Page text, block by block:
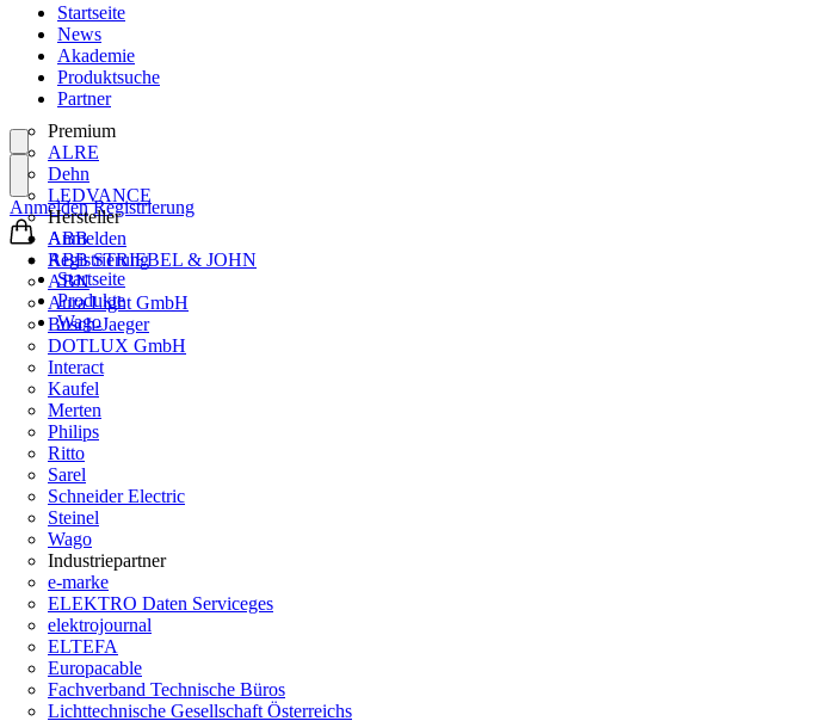
Startseite
News
Akademie
Produktsuche
Partner
Premium
ALRE
Dehn
LEDVANCE
Hersteller
ABB
ABB STRIEBEL & JOHN
ABN
Aura Light GmbH
Busch-Jaeger
DOTLUX GmbH
Interact
Kaufel
Merten
Philips
Ritto
Sarel
Schneider Electric
Steinel
Wago
Industriepartner
e-marke
ELEKTRO Daten Serviceges
elektrojournal
ELTEFA
Europacable
Fachverband Technische Büros
Lichttechnische Gesellschaft Österreichs
Anmelden
Registrierung
Anmelden Registrierung
Startseite
Produkte
Wago